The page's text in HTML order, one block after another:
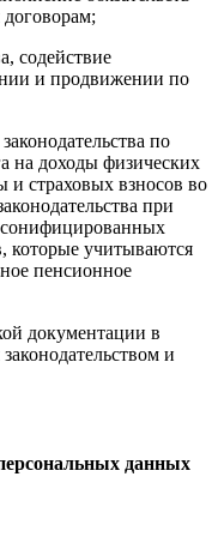
содействие
и продвижении по
по
на доходы физических
страховых взносов во
при
которые учитываются
пенсионное
документации в
и
данных